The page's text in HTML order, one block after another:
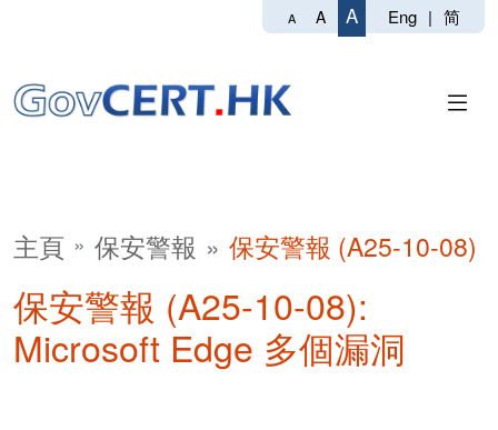
A A A Eng | 简
主頁 保安警報 保安警報 (A25-10-08)
保安警報 (A25-10-08):
Microsoft Edge 多個漏洞